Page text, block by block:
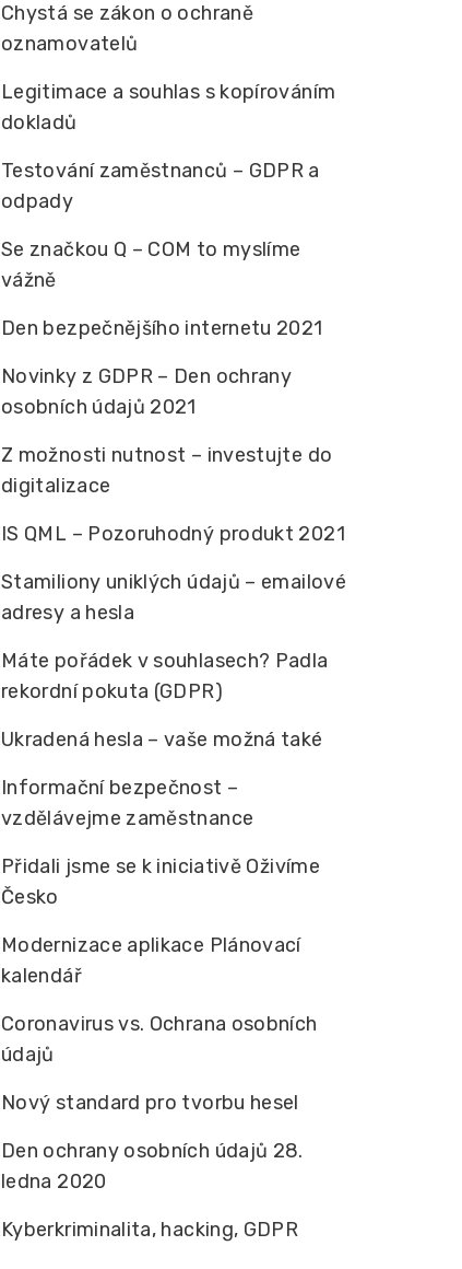
Chystá se zákon o ochraně
oznamovatelů
Legitimace a souhlas s kopírováním
dokladů
Testování zaměstnanců – GDPR a
odpady
Se značkou Q – COM to myslíme
vážně
Den bezpečnějšího internetu 2021
Novinky z GDPR – Den ochrany
osobních údajů 2021
Z možnosti nutnost – investujte do
digitalizace
IS QML – Pozoruhodný produkt 2021
Stamiliony uniklých údajů – emailové
adresy a hesla
Máte pořádek v souhlasech? Padla
rekordní pokuta (GDPR)
Ukradená hesla – vaše možná také
Informační bezpečnost –
vzdělávejme zaměstnance
Přidali jsme se k iniciativě Oživíme
Česko
Modernizace aplikace Plánovací
kalendář
Coronavirus vs. Ochrana osobních
údajů
Nový standard pro tvorbu hesel
Den ochrany osobních údajů 28.
ledna 2020
Kyberkriminalita, hacking, GDPR